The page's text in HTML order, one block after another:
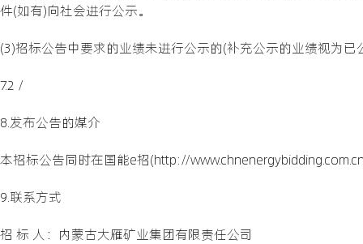
件(如有)向社会进行公示。
(3)招标公告中要求的业绩未进行公示的(补充公示的业绩视为
7.2 /
8.发布公告的媒介
本招标公告同时在国能e招(http://
9.联系方式
招 标 人：内蒙古大雁矿业集团有限责任公司